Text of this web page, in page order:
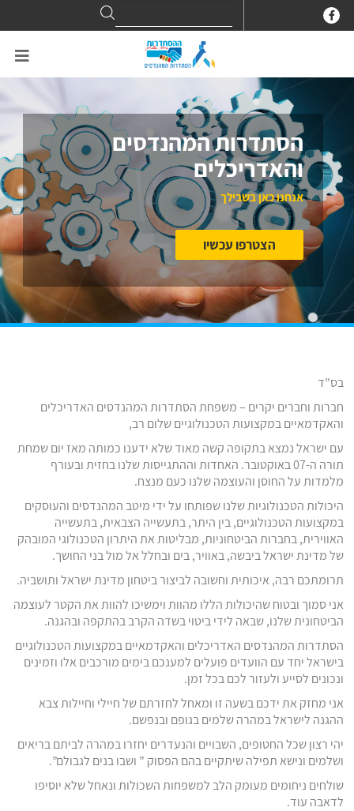
for:
Search
הסתדרות המהנדסים
והאדריכלים
אנחנו כאן בשבילך
הצטרפו עכשיו
בס”ד
חברות וחברים יקרים – משפחת הסתדרות המהנדסים האדריכלים
והאקדמאיים במקצועות הטכנולוגיים שלום רב,
עם ישראל נמצא בתקופה קשה מאוד שלא ידענו כמותה מאז יום שמחת
תורה ה-07 באוקטובר. האחדות וההתגייסות שלנו בחזית ובעורף
מלמדות על החוסן והעוצמה שלנו כעם מנצח.
היכולות הטכנולוגיות שלנו שפותחו על ידי מיטב המהנדסים והעוסקים
במקצועות הטכנולוגיים, בין היתר, בתעשייה הצבאית, בתעשייה
האווירית, בחברות הביטחוניות, מבליטות את היתרון הטכנולוגי המובהק
של מדינת ישראל ביבשה, באוויר, בים ובחלל אל מול בני החושך.
תרומתכם רבה, איכותית וחשובה לביצור ביטחון מדינת ישראל ותושביה.
אני סמוך ובטוח שהיכולות הללו מהוות וימשיכו להוות את הקטר לעוצמה
הביטחונית שלנו, שבאה לידי ביטוי בשדה הקרב בהתקפה ובהגנה.
הסתדרות המהנדסים האדריכלים והאקדמאיים במקצועות הטכנולוגיים
בישראל יחד עם הוועדים פועלים למענכם בימים מורכבים אלו וזמינים
ונכונים לסייע ולעזור לכם בכל זמן.
אני מחזק את ידכם בשעה זו ומאחל לחזרתם של חיילי וחיילות צבא
ההגנה לישראל במהרה שלמים בגופם ובנפשם.
יהי רצון שכל החטופים, השבויים והנעדרים יחזרו במהרה לביתם בריאים
ושלמים ונישא תפילה שיתקיים בהם הפסוק ” ושבו בנים לגבולם”.
שולחים ניחומים מעומק הלב למשפחות השכולות ונאחל שלא יוסיפו
לדאבה עוד.